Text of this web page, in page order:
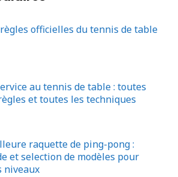
officielles du tennis de table
au tennis de table : toutes
et toutes les techniques
raquette de ping-pong :
et selection de modèles pour
niveaux